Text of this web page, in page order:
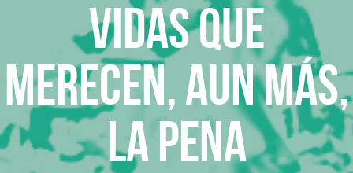
VIDAS QUE
MERECEN, AUN MÁS,
LA PENA